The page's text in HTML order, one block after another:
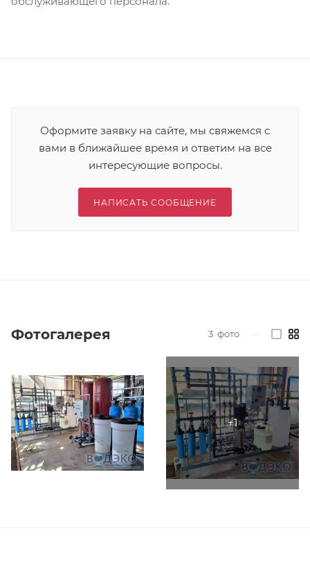
Оформите заявку на сайте, мы свяжемся с
вами в ближайшее время и ответим на все
интересующие вопросы.
НАПИСАТЬ СООБЩЕНИЕ
Фотогалерея 3 фото